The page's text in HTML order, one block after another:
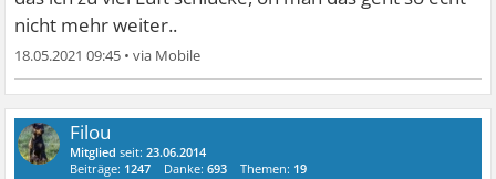
nicht mehr weiter..
18.05.2021 09:45 •
Filou
Mitglied seit:23.06.2014
Beiträge: 1247 Danke:693 Themen: 19